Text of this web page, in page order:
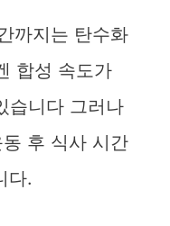
까지는 탄수화
합성 속도가
습니다 그러나
후 식사 시간
다.